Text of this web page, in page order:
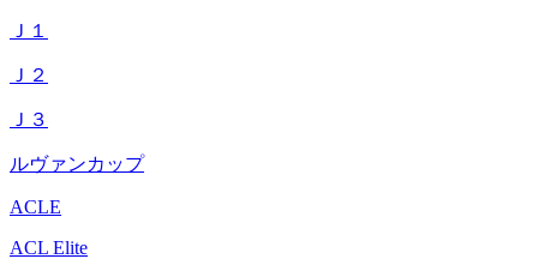
Ｊ１
Ｊ２
Ｊ３
ルヴァンカップ
ACLE
ACL Elite